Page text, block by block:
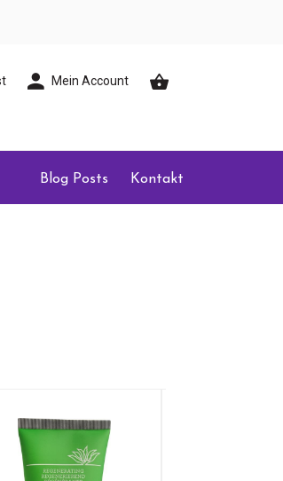
Mein Account
Blog Posts Kontakt